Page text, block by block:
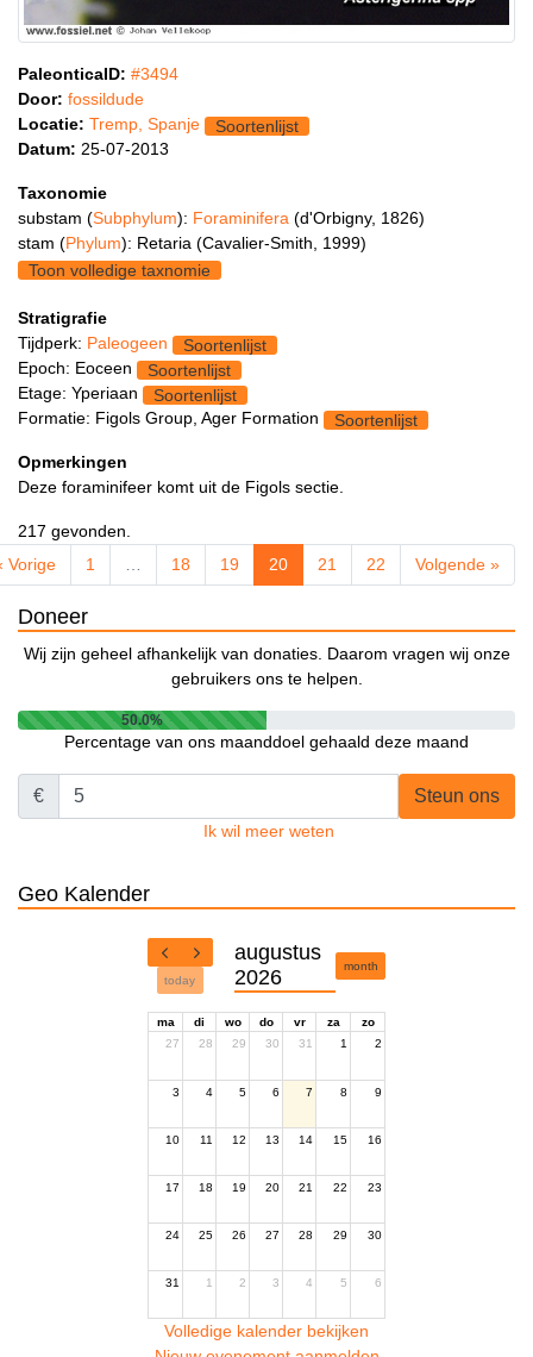
PaleonticaID: #3494
Door: fossildude
Locatie: Tremp, Spanje
Soortenlijst
Datum: 25-07-2013
Taxonomie
substam (Subphylum): Foraminifera (d'Orbigny, 1826)
stam (Phylum): Retaria (Cavalier-Smith, 1999)
Toon volledige taxnomie
Stratigrafie
Tijdperk: Paleogeen
Soortenlijst
Epoch: Eoceen
Soortenlijst
Etage: Yperiaan
Soortenlijst
Formatie: Figols Group, Ager Formation
Soortenlijst
Opmerkingen
Deze foraminifeer komt uit de Figols sectie.
217 gevonden.
Vorige
1 … 18 19 20 21 22 Volgende »
Doneer
Wij zijn geheel afhankelijk van donaties. Daarom vragen wij onze
gebruikers ons te helpen.
50.0%
Percentage van ons maanddoel gehaald deze maand
€ Steun ons
Ik wil meer weten
Geo Kalender
today
augustus
2026
month
ma di wo do vr za
zo
27
28 29 30 31 1 2
3 4 5 6 7 8 9
10 11 12 13 14 15 16
17 18 19 20 21 22 23
24 25 26 27 28 29 30
31 1 2 3 4 5 6
Volledige kalender bekijken